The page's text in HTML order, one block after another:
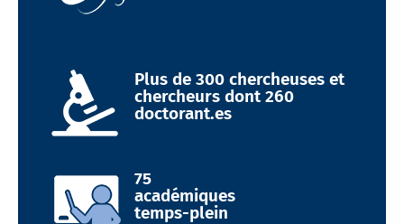
Plus de 300 chercheuses et
chercheurs dont 260
doctorant.es
75
académiques
temps-plein